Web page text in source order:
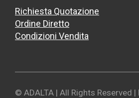
Richiesta Quotazione
Ordine Diretto
Condizioni Vendita
© ADALTA | All Rights Reserved |